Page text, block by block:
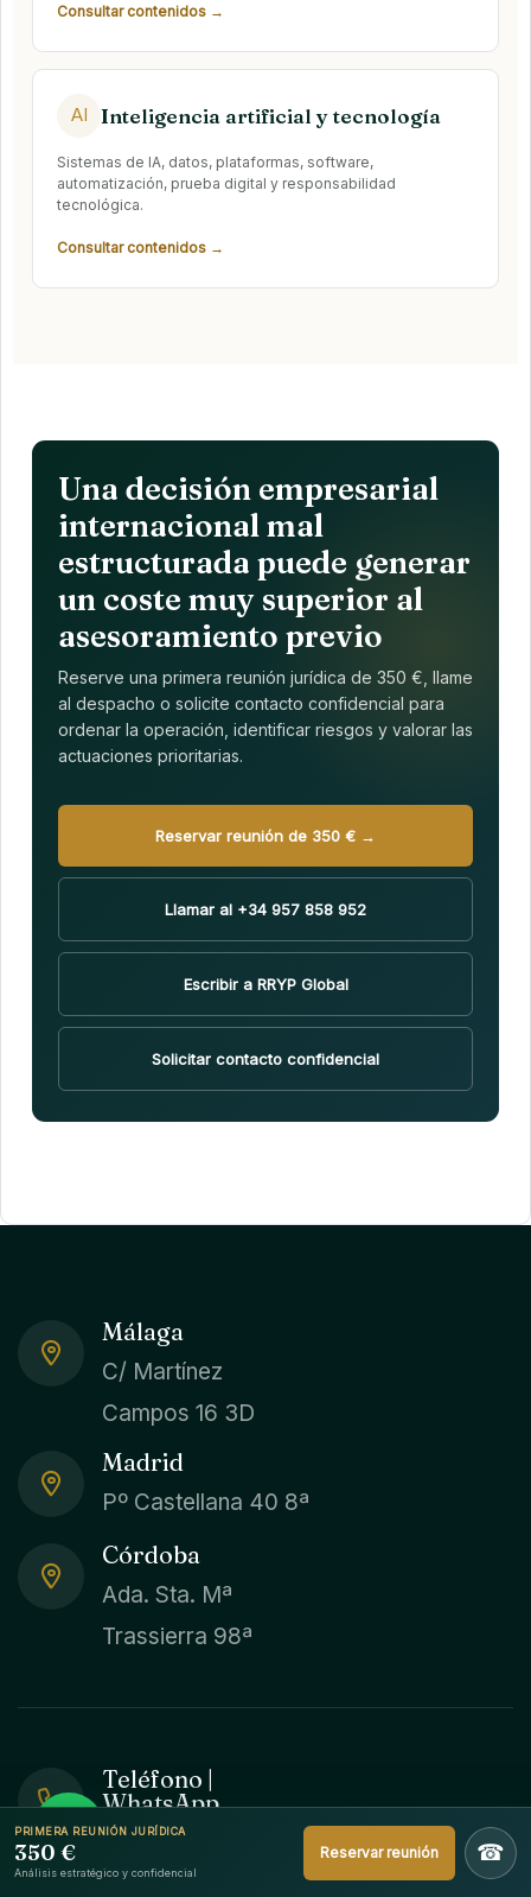
PRIMERA REUNIÓN JURÍDICA
350 €
Análisis estratégico y confidencial
Reservar reunión ☎
Consultar contenidos →
AI Inteligencia artificial y tecnología
Sistemas de IA, datos, plataformas, software,
automatización, prueba digital y responsabilidad
tecnológica.
Consultar contenidos →
Una decisión empresarial
internacional mal
estructurada puede generar
un coste muy superior al
asesoramiento previo
Reserve una primera reunión jurídica de 350 €, llame
al despacho o solicite contacto confidencial para
ordenar la operación, identificar riesgos y valorar las
actuaciones prioritarias.
Reservar reunión de 350 € →
Llamar al +34 957 858 952
Escribir a RRYP Global
Solicitar contacto confidencial
Málaga
C/ Martínez
Campos 16 3D
Madrid
Pº Castellana 40 8ª
Córdoba
Ada. Sta. Mª
Trassierra 98ª
Teléfono |
WhatsApp
+34 957 858 952